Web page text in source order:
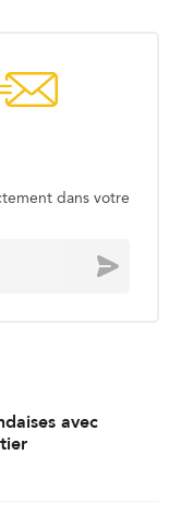
dans votre
Envoyer
avec